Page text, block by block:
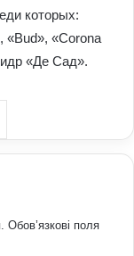
которых:
«Bud», «Corona
«Де Сад».
Обов’язкові поля